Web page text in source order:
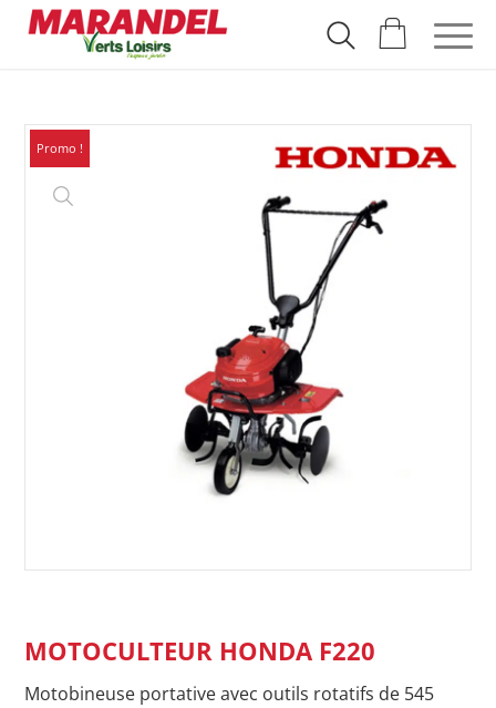
Promo !
MOTOCULTEUR HONDA F220
Motobineuse portative avec outils rotatifs de 545